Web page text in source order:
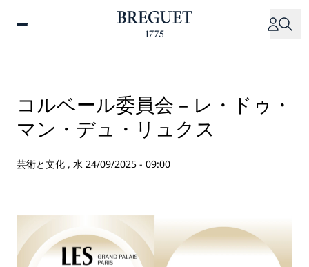
コルベール委員会 – レ・ドゥ・
マン・デュ・リュクス
芸術と文化 , 水 24/09/2025 - 09:00